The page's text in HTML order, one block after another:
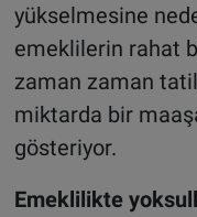
yükselmesine
emeklilerin rahat
zaman zaman
miktarda bir
gösteriyor.
Emeklilikte